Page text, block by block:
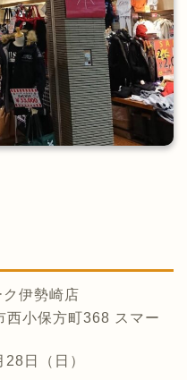
伊勢崎店
西小保方町368 スマー
日（日）